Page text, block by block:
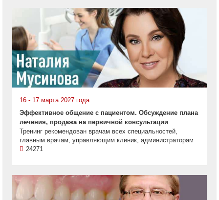
16 - 17 марта 2027 года
Эффективное общение с пациентом. Обсуждение плана
лечения, продажа на первичной консультации
Тренинг рекомендован врачам всех специальностей,
главным врачам, управляющим клиник, администраторам
24271